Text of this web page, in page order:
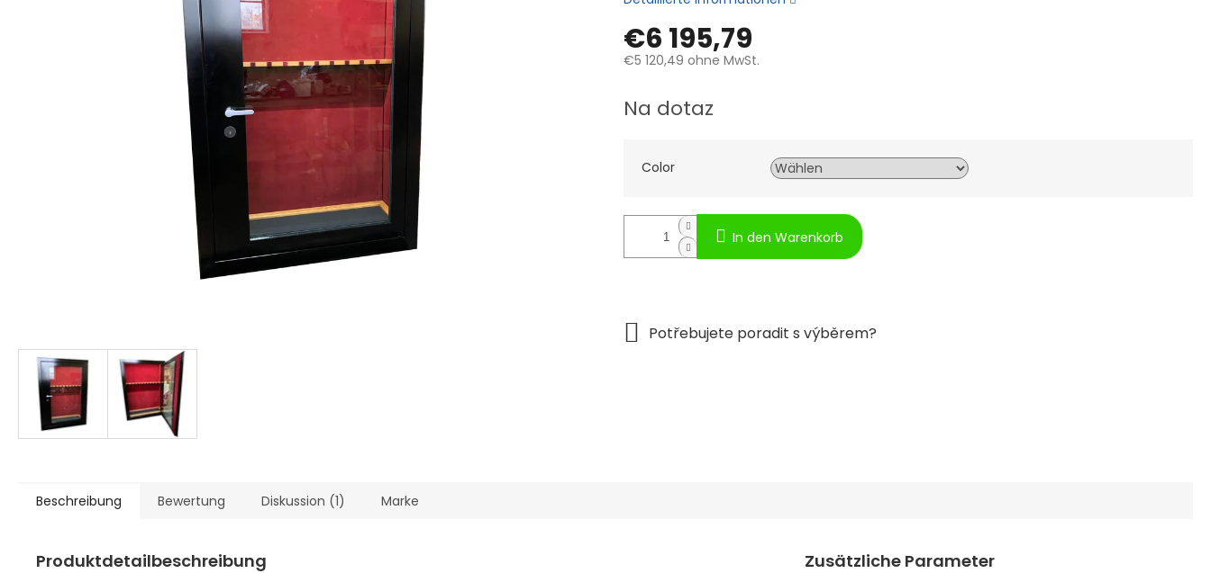
€6 195,79
€5 120,49 ohne MwSt.
Na dotaz
Color
In den Warenkorb
Beschreibung Bewertung Diskussion (1) Marke
Produktdetailbeschreibung Zusätzliche Parameter